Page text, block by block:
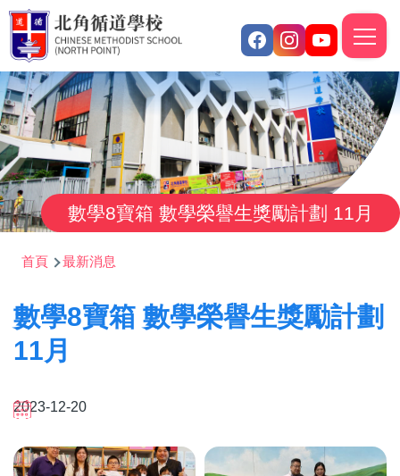
移至主內容
數學8寶箱 數學榮譽生獎勵計劃 11月
導
連
結
首頁 最新消息
數學8寶箱 數學榮譽生獎勵計劃
11月
2023-12-20